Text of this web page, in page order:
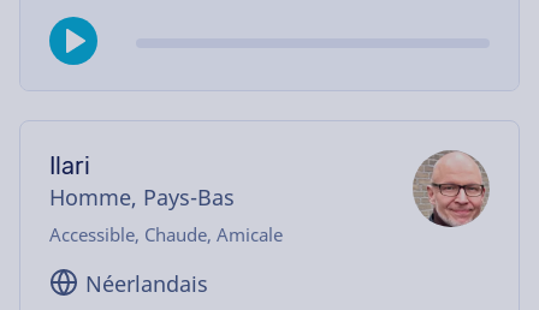
Ilari
Homme, Pays-Bas
Accessible, Chaude, Amicale
Néerlandais